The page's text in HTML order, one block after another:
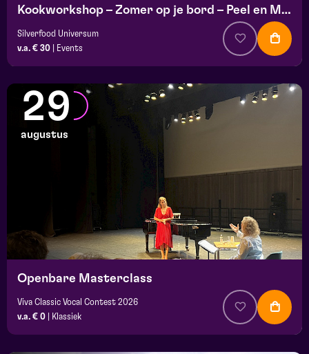
Kookworkshop – Zomer op je bord – Peel en Maas
Silverfood Universum
v.a. € 30
Events
29
augustus
Openbare Masterclass
Viva Classic Vocal Contest 2026
v.a. € 0
Klassiek